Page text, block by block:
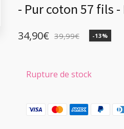
- Pur coton 57 fils
39,99€
Le
initial
39,99€.
34,90€
Le
actuel
34,90€.
-13%
Rupture de stock